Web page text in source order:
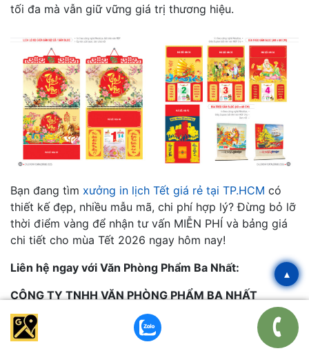
tối đa mà vẫn giữ vững giá trị thương hiệu.
Bạn đang tìm xưởng in lịch Tết giá rẻ tại TP.HCM có
thiết kế đẹp, nhiều mẫu mã, chi phí hợp lý? Đừng bỏ lỡ
thời điểm vàng để nhận tư vấn MIỄN PHÍ và bảng giá
chi tiết cho mùa Tết 2026 ngay hôm nay!
Liên hệ ngay với Văn Phòng Phẩm Ba Nhất:
CÔNG TY TNHH VĂN PHÒNG PHẨM BA NHẤT
📍 B1-09 Đường Số 04, KDC Tân An Huy, Phường Tân
Phong, Quận 7, TP.HCM
📞 Hotline: 028 6656 6202 – 0937 151 311 – 0937 191
▴